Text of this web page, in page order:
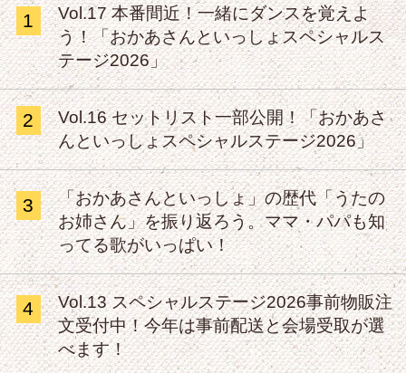
1
Vol.17 本番間近！一緒にダンスを覚えよ
う！「おかあさんといっしょスペシャルス
テージ2026」
2
Vol.16 セットリスト一部公開！「おかあさ
んといっしょスペシャルステージ2026」
3
「おかあさんといっしょ」の歴代「うたの
お姉さん」を振り返ろう。ママ・パパも知
ってる歌がいっぱい！
4
Vol.13 スペシャルステージ2026事前物販注
文受付中！今年は事前配送と会場受取が選
べます！